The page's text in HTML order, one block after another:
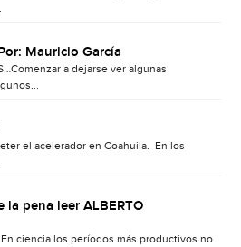
Mauricio García
a dejarse ver algunas
el acelerador en Coahuila. En los
la pena leer ALBERTO
ciencia los períodos más productivos no